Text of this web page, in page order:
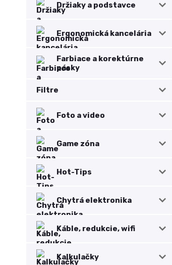
Držiaky a podstavce
Ergonomická kancelária
Farbiace a korektúrne
pásky
Filtre
Foto a video
Game zóna
Hot-Tips
Chytrá elektronika
Káble, redukcie, wifi
Kalkulačky